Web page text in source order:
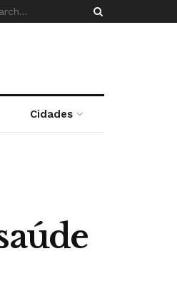
Cidades